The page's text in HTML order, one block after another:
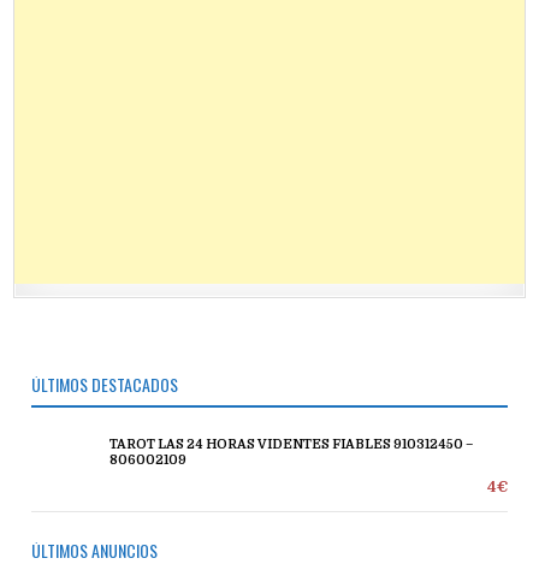
ÚLTIMOS DESTACADOS
TAROT LAS 24 HORAS VIDENTES FIABLES 910312450 –
806002109
4€
ÚLTIMOS ANUNCIOS